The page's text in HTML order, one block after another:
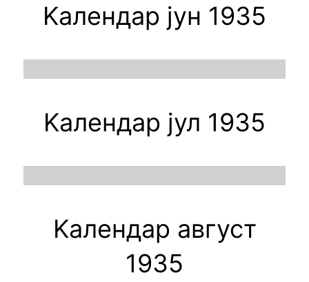
Kалендар јун 1935
Kалендар јул 1935
Kалендар август
1935